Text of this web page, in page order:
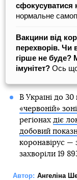
сфокусуватися
нормальне
Вакцини від
перехворів. Чи
гірше не буде?
імунітет? Ось що
В Україні до
«червоній»
регіонах діє
добовий
коронавірус —
захворіли 19
Автор: Ангеліна